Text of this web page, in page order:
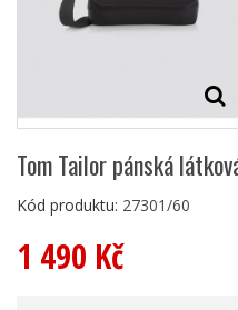
Tom Tailor pánská
Kód produktu: 27301/60
1 490 Kč